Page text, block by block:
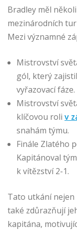
Bradley měl
mezinárodních
Mezi významné
Mistrovství
gól, který
vyřazovací fáze.
Mistrovství
klíčovou roli v
snahám týmu.
Finále Zlatého
Kapitánoval
k vítězství 2-1.
Tato utkání nejen
také zdůrazňují
kapitána,